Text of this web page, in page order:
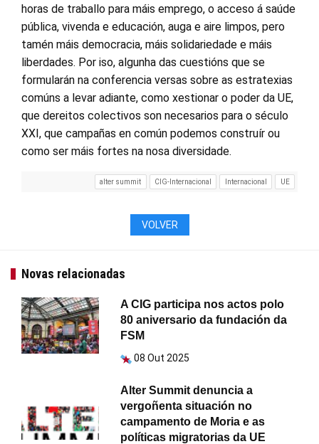
horas de traballo para máis emprego, o acceso á saúde
pública, vivenda e educación, auga e aire limpos, pero
tamén máis democracia, máis solidariedade e máis
liberdades. Por iso, algunha das cuestións que se
formularán na conferencia versas sobre as estratexias
comúns a levar adiante, como xestionar o poder da UE,
que dereitos colectivos son necesarios para o século
XXI, que campañas en común podemos construír ou
como ser máis fortes na nosa diversidade.
alter summit CIG-Internacional Internacional UE
VOLVER
Novas relacionadas
A CIG participa nos actos polo
80 aniversario da fundación da
FSM
08 Out 2025
Alter Summit denuncia a
vergoñenta situación no
campamento de Moria e as
políticas migratorias da UE